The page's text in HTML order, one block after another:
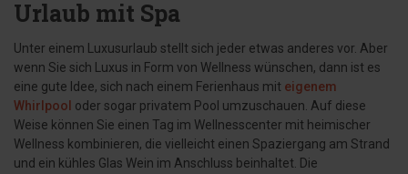
Urlaub mit Spa
Unter einem Luxusurlaub stellt sich jeder etwas anderes vor. Aber
wenn Sie sich Luxus in Form von Wellness wünschen, dann ist es
eine gute Idee, sich nach einem Ferienhaus mit eigenem
Whirlpool oder sogar privatem Pool umzuschauen. Auf diese
Weise können Sie einen Tag im Wellnesscenter mit heimischer
Wellness kombinieren, die vielleicht einen Spaziergang am Strand
und ein kühles Glas Wein im Anschluss beinhaltet. Die